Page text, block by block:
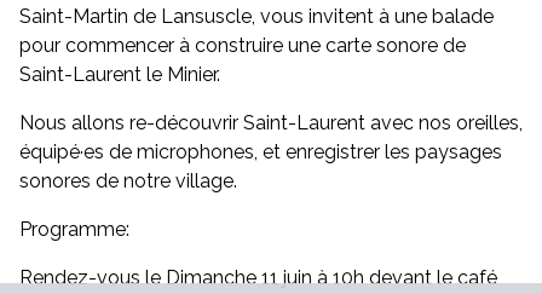
Culture & Loisirs
Environnement
Vie économique
Saint-Martin de Lansuscle, vous invitent à une balade
pour commencer à construire une carte sonore de
Saint-Laurent le Minier.
Nous allons re-découvrir Saint-Laurent avec nos oreilles,
équipé·es de microphones, et enregistrer les paysages
sonores de notre village.
Programme:
Rendez-vous le Dimanche 11 juin à 10h devant le café